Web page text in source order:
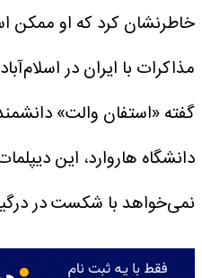
خاطرنشان کرد که او ممکن
مذاکرات با ایران در
گفته «استفان والت»
دانشگاه هاروارد، این
نمی‌خواهد با شکست در